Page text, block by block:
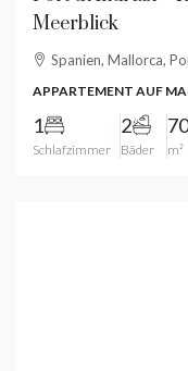
Meerblick
Spanien, Mallorca,
APPARTEMENT AUF
1
Schlafzimmer
2
Bäder
70
m²